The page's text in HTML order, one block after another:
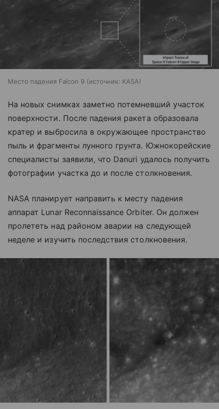
Место падения Falcon 9 источник: KASA
На новых снимках заметно потемневший участок
поверхности. После падения ракета образовала
кратер и выбросила в окружающее пространство
пыль и фрагменты лунного грунта. Южнокорейские
специалисты заявили, что Danuri удалось получить
фотографии участка до и после столкновения.
NASA планирует направить к месту падения
аппарат Lunar Reconnaissance Orbiter. Он должен
пролететь над районом аварии на следующей
неделе и изучить последствия столкновения.